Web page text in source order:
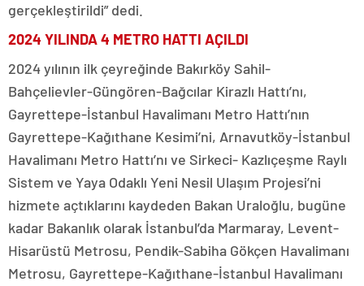
gerçekleştirildi” dedi.
2024 YILINDA 4 METRO HATTI AÇILDI
2024 yılının ilk çeyreğinde Bakırköy Sahil-
Bahçelievler-Güngören-Bağcılar Kirazlı Hattı’nı,
Gayrettepe-İstanbul Havalimanı Metro Hattı’nın
Gayrettepe-Kağıthane Kesimi’ni, Arnavutköy-İstanbul
Havalimanı Metro Hattı’nı ve Sirkeci- Kazlıçeşme Raylı
Sistem ve Yaya Odaklı Yeni Nesil Ulaşım Projesi’ni
hizmete açtıklarını kaydeden Bakan Uraloğlu, bugüne
kadar Bakanlık olarak İstanbul’da Marmaray, Levent-
Hisarüstü Metrosu, Pendik-Sabiha Gökçen Havalimanı
Metrosu, Gayrettepe-Kağıthane-İstanbul Havalimanı